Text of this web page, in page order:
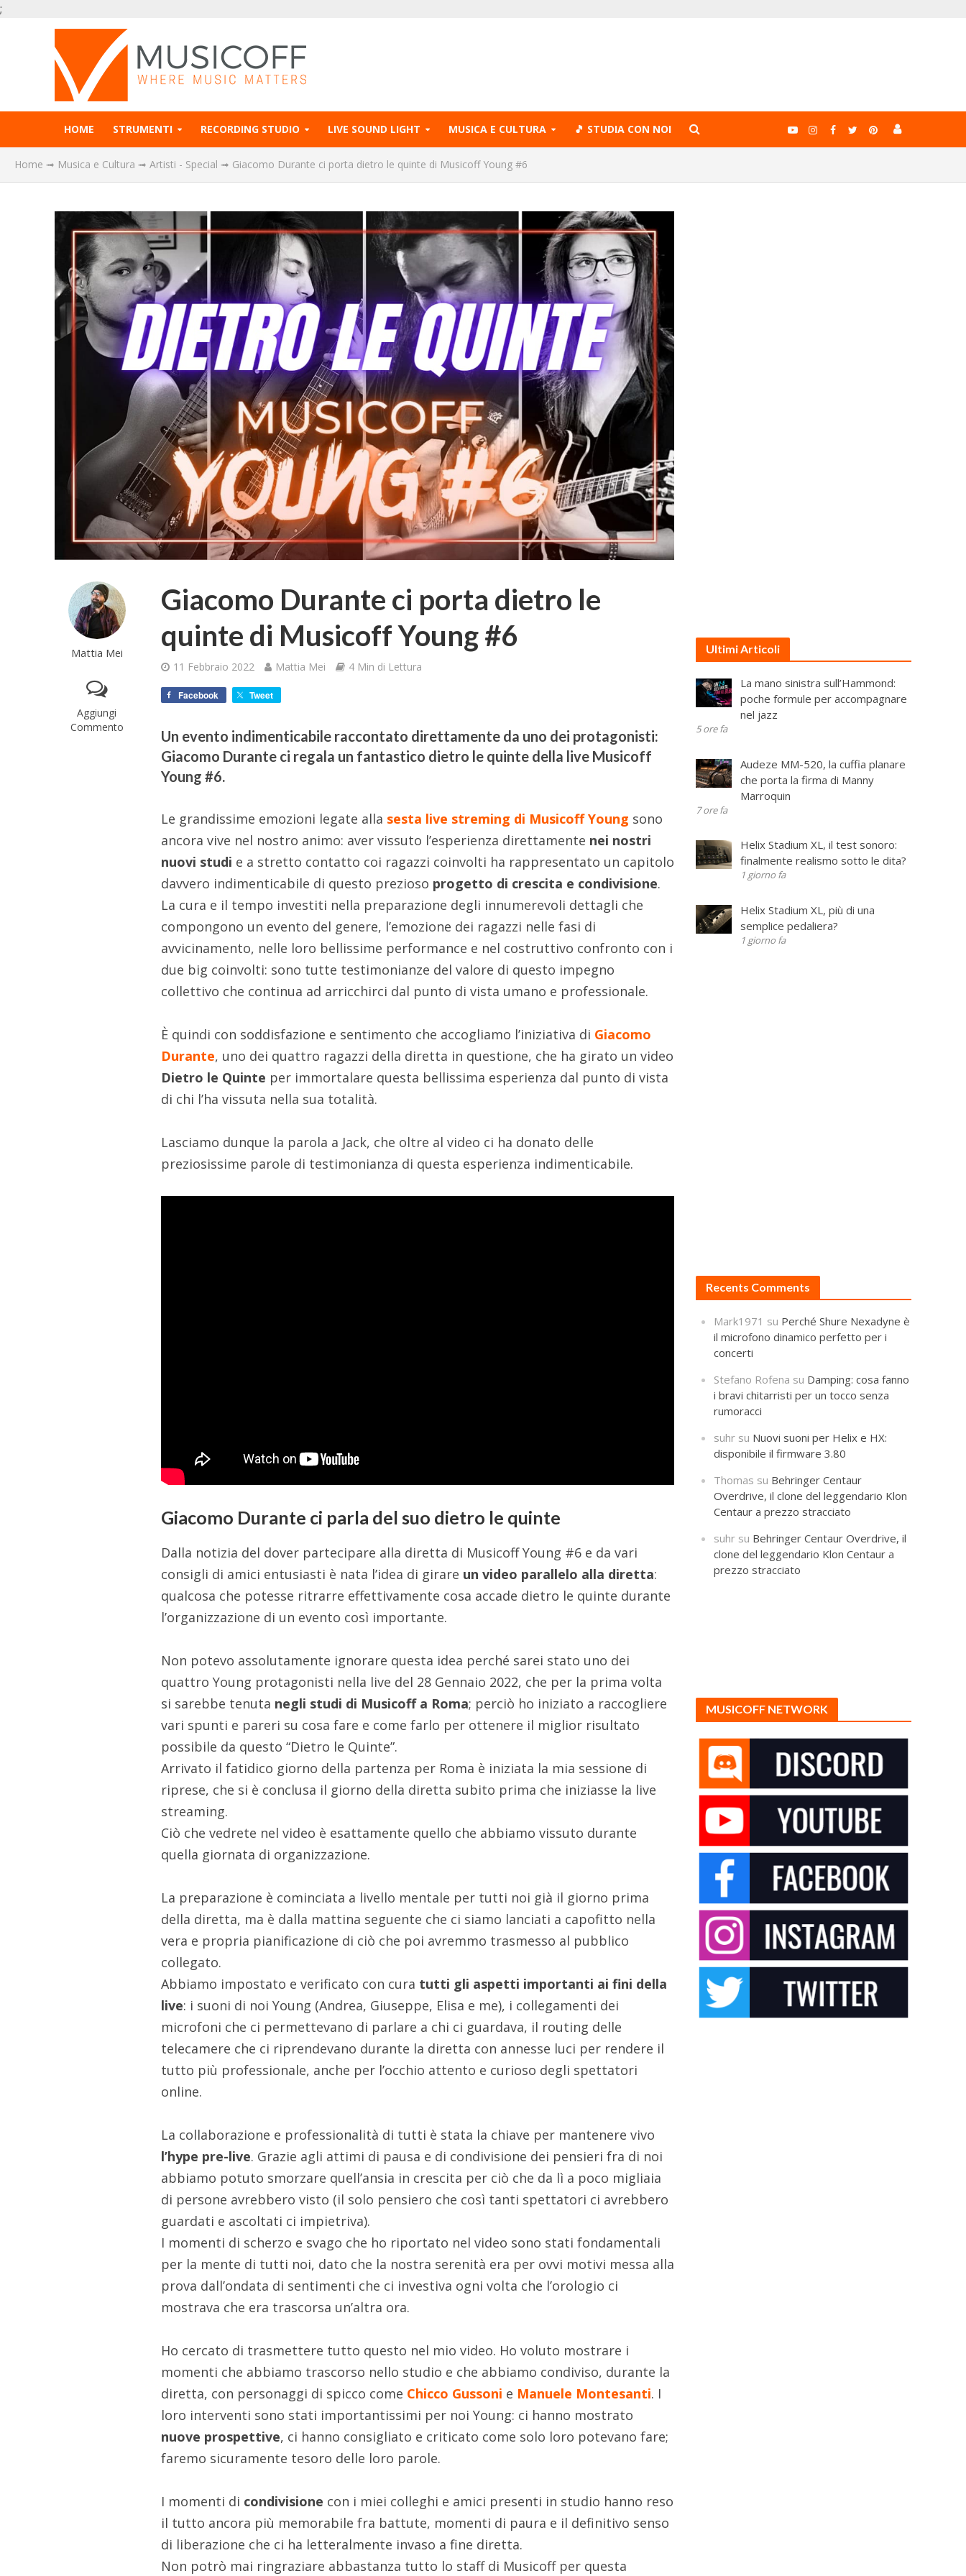
;
HOME STRUMENTI RECORDING STUDIO LIVE SOUND LIGHT MUSICA E CULTURA 🎵 STUDIA CON NOI
Home ➟ Musica e Cultura ➟ Artisti - Special ➟ Giacomo Durante ci porta dietro le quinte di Musicoff Young #6
Mattia Mei
Aggiungi
Commento
Giacomo Durante ci porta dietro le
quinte di Musicoff Young #6
11 Febbraio 2022 Mattia Mei 4 Min di Lettura
Facebook Tweet
Un evento indimenticabile raccontato direttamente da uno dei protagonisti:
Giacomo Durante ci regala un fantastico dietro le quinte della live Musicoff
Young #6.
Le grandissime emozioni legate alla sesta live streming di Musicoff Young sono
ancora vive nel nostro animo: aver vissuto l’esperienza direttamente nei nostri
nuovi studi e a stretto contatto coi ragazzi coinvolti ha rappresentato un capitolo
davvero indimenticabile di questo prezioso progetto di crescita e condivisione.
La cura e il tempo investiti nella preparazione degli innumerevoli dettagli che
compongono un evento del genere, l’emozione dei ragazzi nelle fasi di
avvicinamento, nelle loro bellissime performance e nel costruttivo confronto con i
due big coinvolti: sono tutte testimonianze del valore di questo impegno
collettivo che continua ad arricchirci dal punto di vista umano e professionale.
È quindi con soddisfazione e sentimento che accogliamo l’iniziativa di Giacomo
Durante, uno dei quattro ragazzi della diretta in questione, che ha girato un video
Dietro le Quinte per immortalare questa bellissima esperienza dal punto di vista
di chi l’ha vissuta nella sua totalità.
Lasciamo dunque la parola a Jack, che oltre al video ci ha donato delle
preziosissime parole di testimonianza di questa esperienza indimenticabile.
Giacomo Durante ci parla del suo dietro le quinte
Dalla notizia del dover partecipare alla diretta di Musicoff Young #6 e da vari
consigli di amici entusiasti è nata l’idea di girare un video parallelo alla diretta:
qualcosa che potesse ritrarre effettivamente cosa accade dietro le quinte durante
l’organizzazione di un evento così importante.
Non potevo assolutamente ignorare questa idea perché sarei stato uno dei
quattro Young protagonisti nella live del 28 Gennaio 2022, che per la prima volta
si sarebbe tenuta negli studi di Musicoff a Roma; perciò ho iniziato a raccogliere
vari spunti e pareri su cosa fare e come farlo per ottenere il miglior risultato
possibile da questo “Dietro le Quinte”.
Arrivato il fatidico giorno della partenza per Roma è iniziata la mia sessione di
riprese, che si è conclusa il giorno della diretta subito prima che iniziasse la live
streaming.
Ciò che vedrete nel video è esattamente quello che abbiamo vissuto durante
quella giornata di organizzazione.
La preparazione è cominciata a livello mentale per tutti noi già il giorno prima
della diretta, ma è dalla mattina seguente che ci siamo lanciati a capofitto nella
vera e propria pianificazione di ciò che poi avremmo trasmesso al pubblico
collegato.
Abbiamo impostato e verificato con cura tutti gli aspetti importanti ai fini della
live: i suoni di noi Young (Andrea, Giuseppe, Elisa e me), i collegamenti dei
microfoni che ci permettevano di parlare a chi ci guardava, il routing delle
telecamere che ci riprendevano durante la diretta con annesse luci per rendere il
tutto più professionale, anche per l’occhio attento e curioso degli spettatori
online.
La collaborazione e professionalità di tutti è stata la chiave per mantenere vivo
l’hype pre-live. Grazie agli attimi di pausa e di condivisione dei pensieri fra di noi
abbiamo potuto smorzare quell’ansia in crescita per ciò che da lì a poco migliaia
di persone avrebbero visto (il solo pensiero che così tanti spettatori ci avrebbero
guardati e ascoltati ci impietriva).
I momenti di scherzo e svago che ho riportato nel video sono stati fondamentali
per la mente di tutti noi, dato che la nostra serenità era per ovvi motivi messa alla
prova dall’ondata di sentimenti che ci investiva ogni volta che l’orologio ci
mostrava che era trascorsa un’altra ora.
Ho cercato di trasmettere tutto questo nel mio video. Ho voluto mostrare i
momenti che abbiamo trascorso nello studio e che abbiamo condiviso, durante la
diretta, con personaggi di spicco come Chicco Gussoni e Manuele Montesanti. I
loro interventi sono stati importantissimi per noi Young: ci hanno mostrato
nuove prospettive, ci hanno consigliato e criticato come solo loro potevano fare;
faremo sicuramente tesoro delle loro parole.
I momenti di condivisione con i miei colleghi e amici presenti in studio hanno reso
il tutto ancora più memorabile fra battute, momenti di paura e il definitivo senso
di liberazione che ci ha letteralmente invaso a fine diretta.
Non potrò mai ringraziare abbastanza tutto lo staff di Musicoff per questa
Ultimi Articoli
La mano sinistra sull’Hammond:
poche formule per accompagnare
nel jazz
5 ore fa
Audeze MM-520, la cuffia planare
che porta la firma di Manny
Marroquin
7 ore fa
Helix Stadium XL, il test sonoro:
finalmente realismo sotto le dita?
1 giorno fa
Helix Stadium XL, più di una
semplice pedaliera?
1 giorno fa
Recents Comments
Mark1971 su Perché Shure Nexadyne è
il microfono dinamico perfetto per i
concerti
Stefano Rofena su Damping: cosa fanno
i bravi chitarristi per un tocco senza
rumoracci
suhr su Nuovi suoni per Helix e HX:
disponibile il firmware 3.80
Thomas su Behringer Centaur
Overdrive, il clone del leggendario Klon
Centaur a prezzo stracciato
suhr su Behringer Centaur Overdrive, il
clone del leggendario Klon Centaur a
prezzo stracciato
MUSICOFF NETWORK